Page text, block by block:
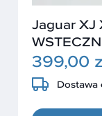
Jaguar XJ
399,00
Dostawa